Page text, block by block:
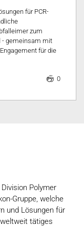
für PCR-
zum
- gemeinsam mit
für die
0
Polymer
Gruppe, welche
und Lösungen für
tätiges